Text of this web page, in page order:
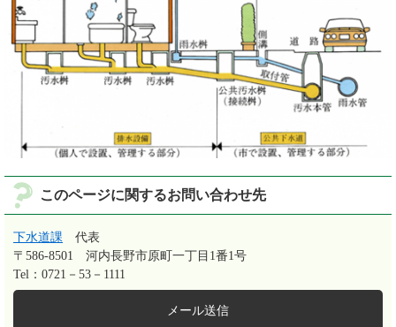
このページに関するお問い合わせ先
下水道課
代表
〒586-8501
河内長野市原町一丁目1番1号
Tel：0721－53－1111
メール送信